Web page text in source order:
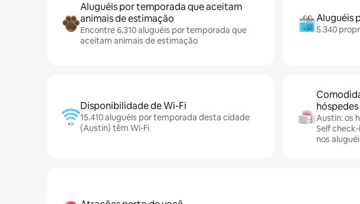
Aluguéis por temporada que aceitam
animais de estimação
Encontre 6.310 aluguéis por temporada que
aceitam animais de estimação
Aluguéis
5.340
Disponibilidade de Wi-Fi
15.410 aluguéis por temporada desta cidade
(Austin) têm Wi-Fi
hóspedes
Austin: os
Self
nos